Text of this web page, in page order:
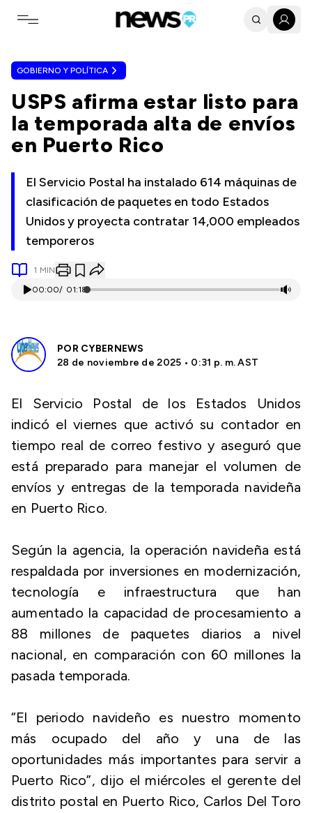
Toggle navigation menu
GOBIERNO Y POLÍTICA
USPS afirma estar listo para
la temporada alta de envíos
en Puerto Rico
El Servicio Postal ha instalado 614 máquinas de
clasificación de paquetes en todo Estados
Unidos y proyecta contratar 14,000 empleados
temporeros
1 MIN
00:00/ 01:18
POR CYBERNEWS
28 de noviembre de 2025 • 0:31 p. m. AST
El Servicio Postal de los Estados Unidos
indicó el viernes que activó su contador en
tiempo real de correo festivo y aseguró que
está preparado para manejar el volumen de
envíos y entregas de la temporada navideña
en Puerto Rico.
Según la agencia, la operación navideña está
respaldada por inversiones en modernización,
tecnología e infraestructura que han
aumentado la capacidad de procesamiento a
88 millones de paquetes diarios a nivel
nacional, en comparación con 60 millones la
pasada temporada.
“El periodo navideño es nuestro momento
más ocupado del año y una de las
oportunidades más importantes para servir a
Puerto Rico”, dijo el miércoles el gerente del
distrito postal en Puerto Rico, Carlos Del Toro